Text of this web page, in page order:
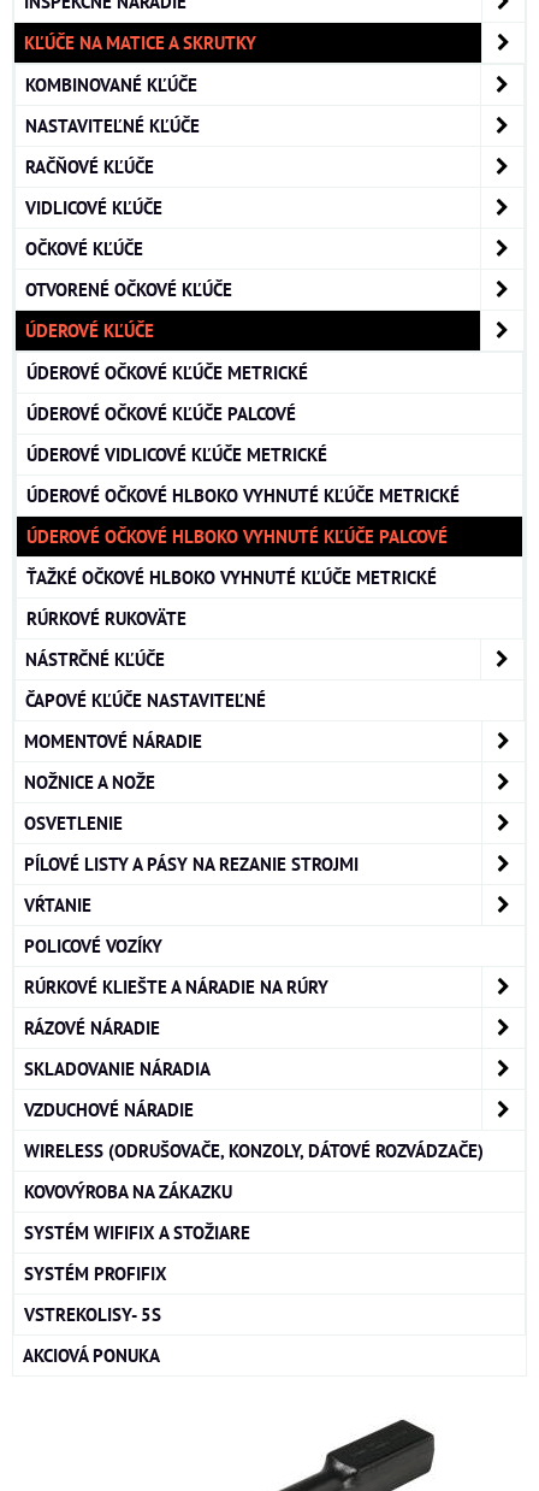
KĽÚČE NA MATICE A SKRUTKY
KOMBINOVANÉ KĽÚČE
NASTAVITEĽNÉ KĽÚČE
RAČŇOVÉ KĽÚČE
VIDLICOVÉ KĽÚČE
OČKOVÉ KĽÚČE
OTVORENÉ OČKOVÉ KĽÚČE
ÚDEROVÉ KĽÚČE
ÚDEROVÉ OČKOVÉ KĽÚČE METRICKÉ
ÚDEROVÉ OČKOVÉ KĽÚČE PALCOVÉ
ÚDEROVÉ VIDLICOVÉ KĽÚČE METRICKÉ
ÚDEROVÉ OČKOVÉ HLBOKO VYHNUTÉ KĽÚČE METRICKÉ
ÚDEROVÉ OČKOVÉ HLBOKO VYHNUTÉ KĽÚČE PALCOVÉ
ŤAŽKÉ OČKOVÉ HLBOKO VYHNUTÉ KĽÚČE METRICKÉ
RÚRKOVÉ RUKOVÄTE
NÁSTRČNÉ KĽÚČE
ČAPOVÉ KĽÚČE NASTAVITEĽNÉ
MOMENTOVÉ NÁRADIE
NOŽNICE A NOŽE
OSVETLENIE
PÍLOVÉ LISTY A PÁSY NA REZANIE STROJMI
VŔTANIE
POLICOVÉ VOZÍKY
RÚRKOVÉ KLIEŠTE A NÁRADIE NA RÚRY
RÁZOVÉ NÁRADIE
SKLADOVANIE NÁRADIA
VZDUCHOVÉ NÁRADIE
WIRELESS (ODRUŠOVAČE, KONZOLY, DÁTOVÉ ROZVÁDZAČE)
KOVOVÝROBA NA ZÁKAZKU
SYSTÉM WIFIFIX A STOŽIARE
SYSTÉM PROFIFIX
VSTREKOLISY- 5S
AKCIOVÁ PONUKA